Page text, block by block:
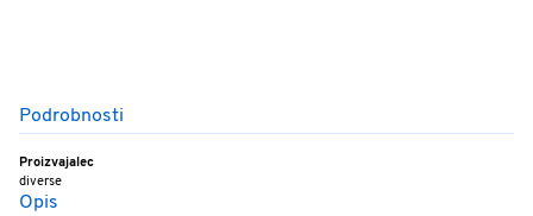
Podrobnosti
Proizvajalec
diverse
Opis